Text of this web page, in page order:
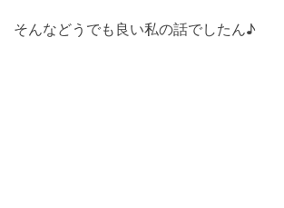
そんなどうでも良い私の話でしたん♪